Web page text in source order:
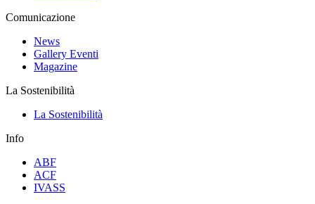
Comunicazione
News
Gallery Eventi
Magazine
La Sostenibilità
La Sostenibilità
Info
ABF
ACF
IVASS